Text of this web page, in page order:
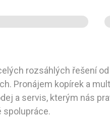
rozsáhlých řešení
Pronájem kopírek a
a servis, kterým nás
spolupráce.